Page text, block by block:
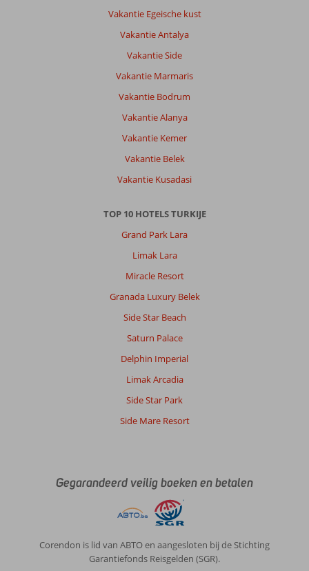
Vakantie Egeische kust
Vakantie Antalya
Vakantie Side
Vakantie Marmaris
Vakantie Bodrum
Vakantie Alanya
Vakantie Kemer
Vakantie Belek
Vakantie Kusadasi
TOP 10 HOTELS TURKIJE
Grand Park Lara
Limak Lara
Miracle Resort
Granada Luxury Belek
Side Star Beach
Saturn Palace
Delphin Imperial
Limak Arcadia
Side Star Park
Side Mare Resort
Gegarandeerd veilig boeken en betalen
Corendon is lid van ABTO en aangesloten bij de Stichting
Garantiefonds Reisgelden (SGR).